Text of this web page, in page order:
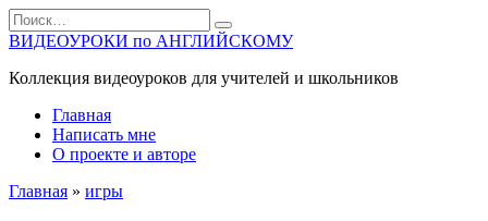
Перейти
к
содержанию
Search
for:
ВИДЕОУРОКИ по АНГЛИЙСКОМУ
Коллекция видеоуроков для учителей и школьников
Главная
Написать мне
О проекте и авторе
Главная » игры